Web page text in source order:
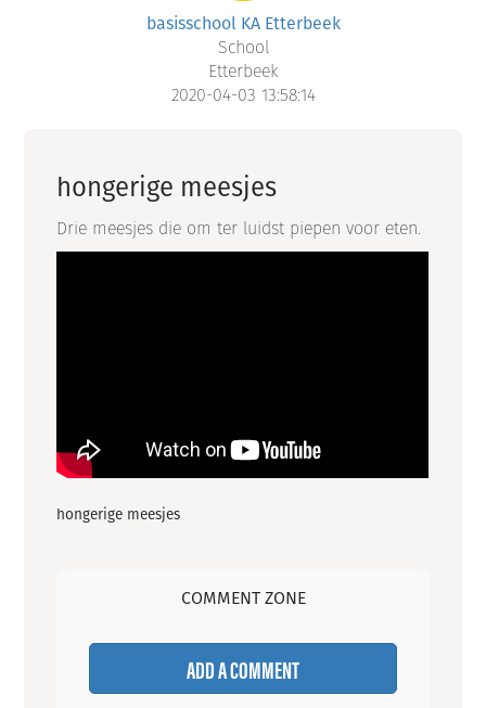
basisschool KA Etterbeek
School
Etterbeek
2020-04-03 13:58:14
hongerige meesjes
Drie meesjes die om ter luidst piepen voor eten.
hongerige meesjes
COMMENT ZONE
ADD A COMMENT